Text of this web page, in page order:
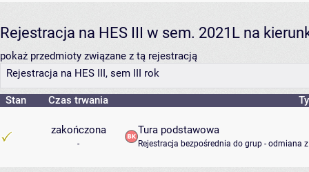
Rejestracja na HES III w sem. 2021L na
pokaż przedmioty związane z tą rejestracją
Rejestracja na HES III, sem III rok
Stan Czas trwania
zakończona
-
Tura podstawowa
Rejestracja bezpośrednia do grup - odmiana